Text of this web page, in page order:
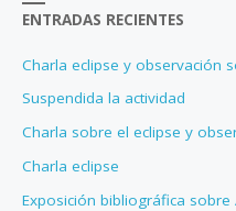
ENTRADAS RECIENTES
Charla eclipse y observación
Suspendida la actividad
Charla sobre el eclipse y
Charla eclipse
Exposición bibliográfica